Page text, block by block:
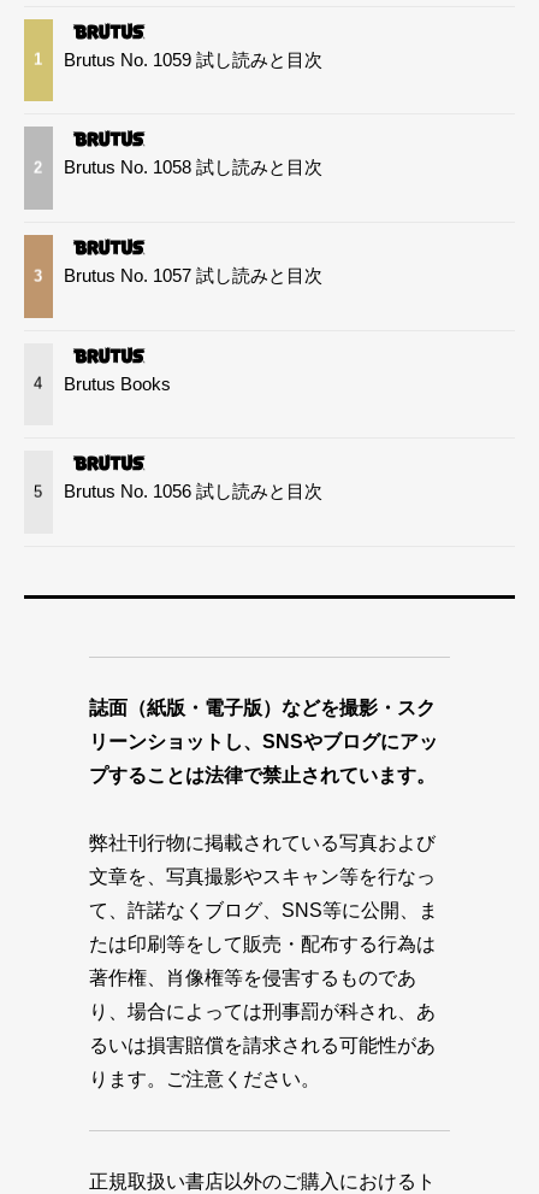
1 Brutus No. 1059 試し読みと目次
2 Brutus No. 1058 試し読みと目次
3 Brutus No. 1057 試し読みと目次
4 Brutus Books
5 Brutus No. 1056 試し読みと目次
誌面（紙版・電子版）などを撮影・スク
リーンショットし、SNSやブログにアッ
プすることは法律で禁止されています。
弊社刊行物に掲載されている写真および
文章を、写真撮影やスキャン等を行なっ
て、許諾なくブログ、SNS等に公開、ま
たは印刷等をして販売・配布する行為は
著作権、肖像権等を侵害するものであ
り、場合によっては刑事罰が科され、あ
るいは損害賠償を請求される可能性があ
ります。ご注意ください。
正規取扱い書店以外のご購入におけるト